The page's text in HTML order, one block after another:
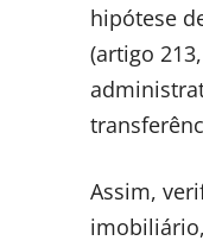
hipótese
(artigo
Assim,